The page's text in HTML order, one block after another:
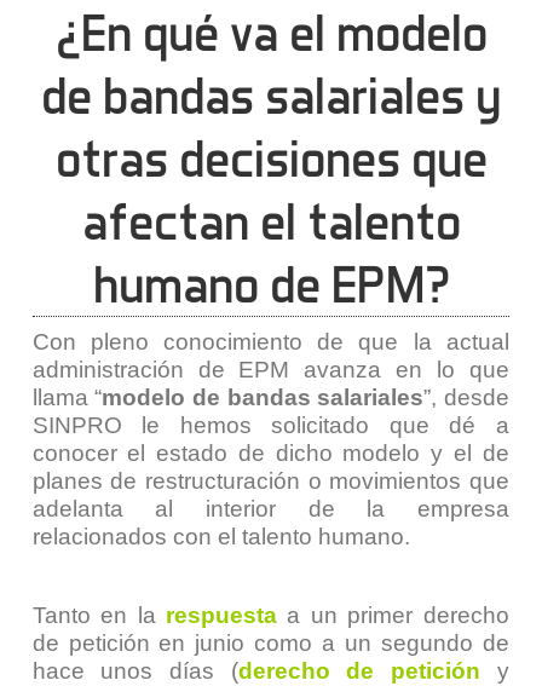
¿En qué va el modelo
de bandas salariales y
otras decisiones que
afectan el talento
humano de EPM?
Con pleno conocimiento de que la actual
administración de EPM avanza en lo que
llama “modelo de bandas salariales”, desde
SINPRO le hemos solicitado que dé a
conocer el estado de dicho modelo y el de
planes de restructuración o movimientos que
adelanta al interior de la empresa
relacionados con el talento humano.
Tanto en la respuesta a un primer derecho
de petición en junio como a un segundo de
hace unos días (derecho de petición y